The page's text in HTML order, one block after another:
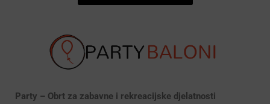
Party – Obrt za zabavne i rekreacijske djelatnosti